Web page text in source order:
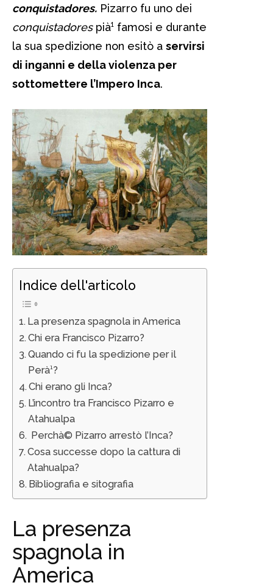
conquistadores. Pizarro fu uno dei
conquistadorespià¹ famosi e durante
la sua spedizione non esitò a servirsi
di inganni e della violenza per
sottomettere l’Impero Inca.
Indice dell'articolo
La presenza spagnola in America
Chi era Francisco Pizarro?
Quando ci fu la spedizione per il
Perà¹?
Chi erano gli Inca?
L’incontro tra Francisco Pizarro e
Atahualpa
Perchà© Pizarro arrestò l’Inca?
Cosa successe dopo la cattura di
Atahualpa?
Bibliografia e sitografia
La presenza
spagnola in
America